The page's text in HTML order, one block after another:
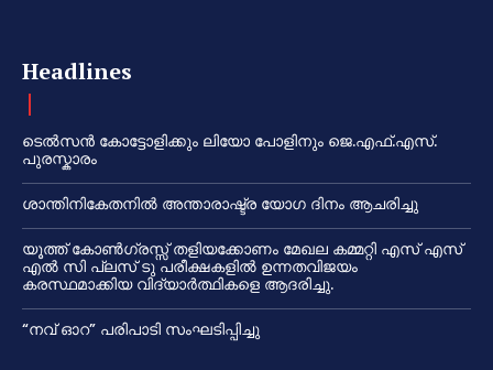
Headlines
ടെൽസൻ കോട്ടോളിക്കും ലിയോ പോളിനും ജെ.എഫ്.എസ്.
പുരസ്കാരം
ശാന്തിനികേതനിൽ അന്താരാഷ്ട്ര യോഗ ദിനം ആചരിച്ചു
യൂത്ത് കോൺഗ്രസ്സ് തളിയക്കോണം മേഖല കമ്മറ്റി എസ് എസ്
എൽ സി പ്ലസ് ടു പരീക്ഷകളിൽ ഉന്നതവിജയം
കരസ്ഥമാക്കിയ വിദ്യാർത്ഥികളെ ആദരിച്ചു.
“നവ് ഓറ” പരിപാടി സംഘടിപ്പിച്ചു